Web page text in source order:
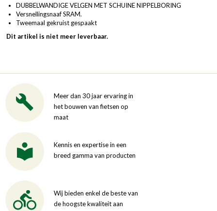
DUBBELWANDIGE VELGEN MET SCHUINE NIPPELBORING
Versnellingsnaaf SRAM.
Tweemaal gekruist gespaakt
Dit artikel is niet meer leverbaar.
Meer dan 30 jaar ervaring in
het bouwen van fietsen op
maat
Kennis en expertise in een
breed gamma van producten
Wij bieden enkel de beste van
de hoogste kwaliteit aan